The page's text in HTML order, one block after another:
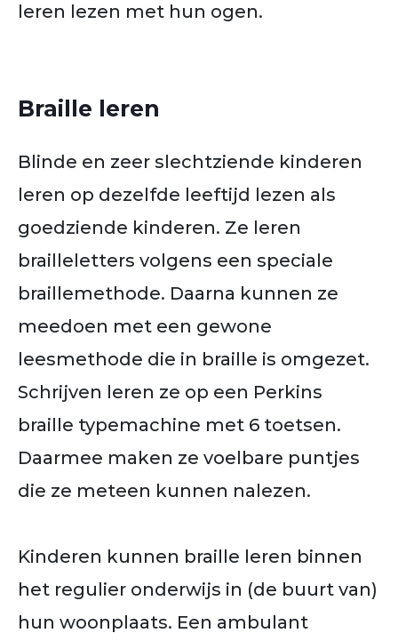
leren lezen met hun ogen.
Braille leren
Blinde en zeer slechtziende kinderen
leren op dezelfde leeftijd lezen als
goedziende kinderen. Ze leren
brailleletters volgens een speciale
braillemethode. Daarna kunnen ze
meedoen met een gewone
leesmethode die in braille is omgezet.
Schrijven leren ze op een Perkins
braille typemachine met 6 toetsen.
Daarmee maken ze voelbare puntjes
die ze meteen kunnen nalezen.
Kinderen kunnen braille leren binnen
het regulier onderwijs in (de buurt van)
hun woonplaats. Een ambulant